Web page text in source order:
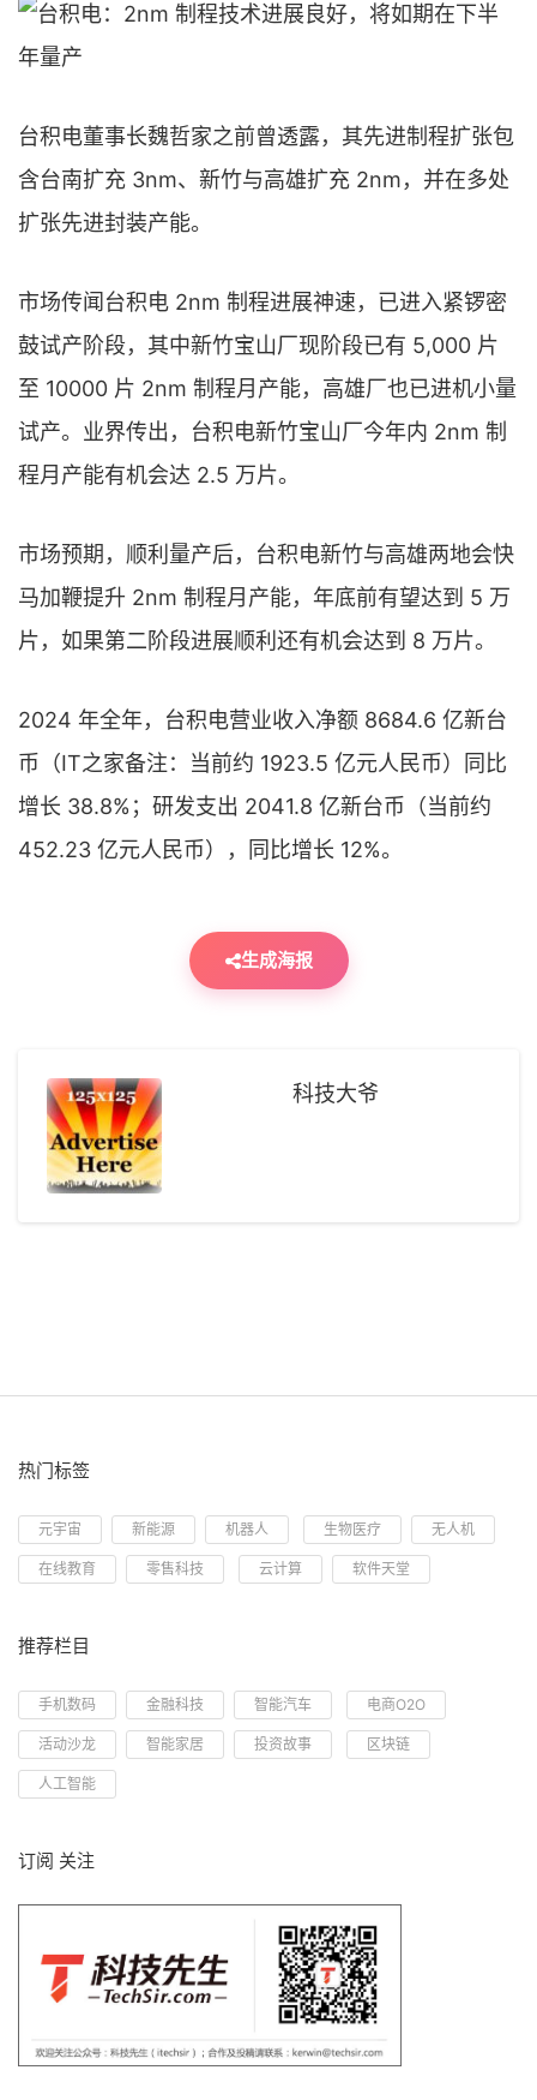
台积电董事长魏哲家之前曾透露，其先进制程扩张包
含台南扩充 3nm、新竹与高雄扩充 2nm，并在多处
扩张先进封装产能。
市场传闻台积电 2nm 制程进展神速，已进入紧锣密
鼓试产阶段，其中新竹宝山厂现阶段已有 5,000 片
至 10000 片 2nm 制程月产能，高雄厂也已进机小量
试产。业界传出，台积电新竹宝山厂今年内 2nm 制
程月产能有机会达 2.5 万片。
市场预期，顺利量产后，台积电新竹与高雄两地会快
马加鞭提升 2nm 制程月产能，年底前有望达到 5 万
片，如果第二阶段进展顺利还有机会达到 8 万片。
2024 年全年，台积电营业收入净额 8684.6 亿新台
币（IT之家备注：当前约 1923.5 亿元人民币）同比
增长 38.8%；研发支出 2041.8 亿新台币（当前约
452.23 亿元人民币），同比增长 12%。
生成海报
科技大爷
热门标签
元宇宙 新能源 机器人 生物医疗 无人机
在线教育 零售科技 云计算 软件天堂
推荐栏目
手机数码 金融科技 智能汽车 电商O2O
活动沙龙 智能家居 投资故事 区块链
人工智能
订阅 关注